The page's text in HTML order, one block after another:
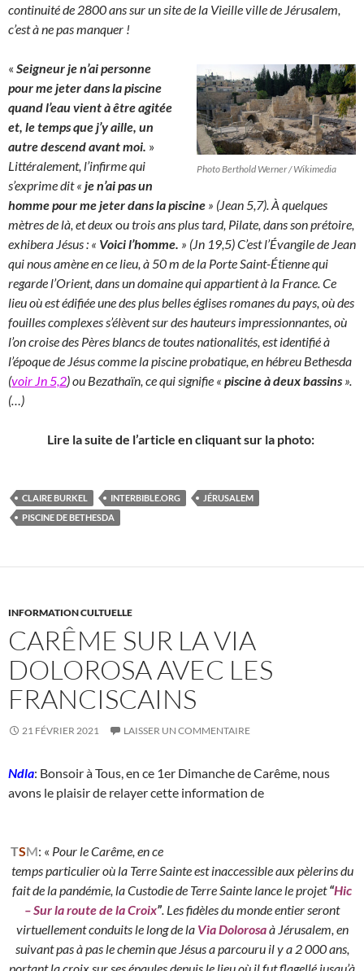
continuité de 2800 ans sur un site de la Vieille ville de Jérusalem,
c’est à ne pas manquer !
Photo Berthold Werner / Wikimedia
« Seigneur je n’ai personne
pour me jeter dans la piscine
quand l’eau vient à être agitée
et, le temps que j’y aille, un
autre descend avant moi. »
Littéralement, l’infirme qui
s’exprime dit « je n’ai pas un
homme pour me jeter dans la piscine » (Jean 5,7). À quelques
mètres de là, et deuxou trois ans plus tard, Pilate, dans son prétoire,
exhibera Jésus : « Voici l’homme. » (Jn 19,5) C’est l’Évangile de Jean
qui nous amène en ce lieu, à 50 m de la Porte Saint-Étienne qui
regarde l’Orient, dans un domaine qui appartient à la France. Ce
lieu où est édifiée une des plus belles églises romanes du pays, où des
fouilles complexes s’élèvent sur des hauteurs impressionnantes, où
l’on croise des Pères blancs de toutes nationalités, est identifié à
l’époque de Jésus comme la piscine probatique, en hébreu Bethesda
(voir Jn 5,2) ou Bezathaïn, ce qui signifie « piscine à deux bassins ».
(…)
Lire la suite de l’article en cliquant sur la photo:
CLAIRE BURKEL INTERBIBLE.ORG
JÉRUSALEM
PISCINE DE BETHESDA
INFORMATION CULTUELLE
CARÊME SUR LA VIA
DOLOROSA AVEC LES
FRANCISCAINS
21 FÉVRIER 2021 LAISSER UN COMMENTAIRE
Ndla: Bonsoir à Tous, en ce 1er Dimanche de Carême, nous
avons le plaisir de relayer cette information de
TSM: « Pour le Carême, en ce
temps particulier où la Terre Sainte est inaccessible aux pèlerins du
fait de la pandémie, la Custodie de Terre Sainte lance le projet“Hic
– Sur la route de la Croix”. Les fidèles du monde entier seront
virtuellement conduits le long de la Via Dolorosaà Jérusalem, en
suivant pas à pas le chemin que Jésus a parcouru il y a 2 000 ans,